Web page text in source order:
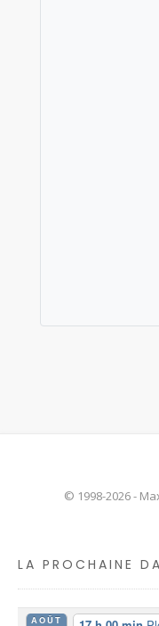
© 1998-2026 -
LA PROCHAINE
AOÛT